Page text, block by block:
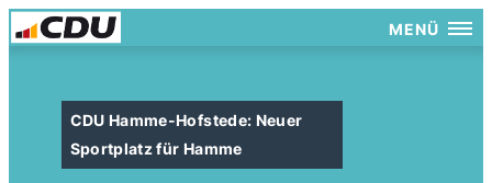
MENÜ
CDU Hamme-Hofstede: Neuer
Sportplatz für Hamme